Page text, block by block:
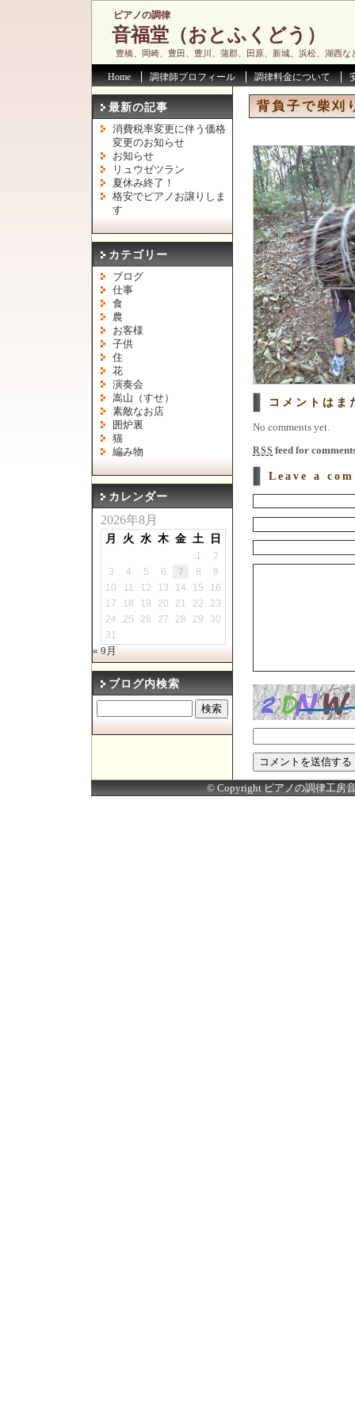
ピアノの調律
音福堂（おとふくどう）
豊橋、岡崎、豊田、豊川、蒲郡、田原、新城、浜松、湖西
Home 調律師プロフィール 調律料金について
背負子で柴刈
コメントは
No comments yet.
RSS feed for
Leave a
最新の記事
消費税率変更に伴う価格
変更のお知らせ
お知らせ
リュウゼツラン
夏休み終了！
格安でピアノお譲りしま
す
カテゴリー
ブログ
仕事
食
農
お客様
子供
住
花
演奏会
嵩山（すせ）
素敵なお店
囲炉裏
猫
編み物
カレンダー
2026年8月
月 火 水 木 金 土 日
1
2
3
4 5 6 7 8
9
10
11 12 13 14 15
16
17
18 19 20 21 22
23
24
25 26 27 28 29
30
31
« 9月
ブログ内検索
© Copyright ピアノの調律工房